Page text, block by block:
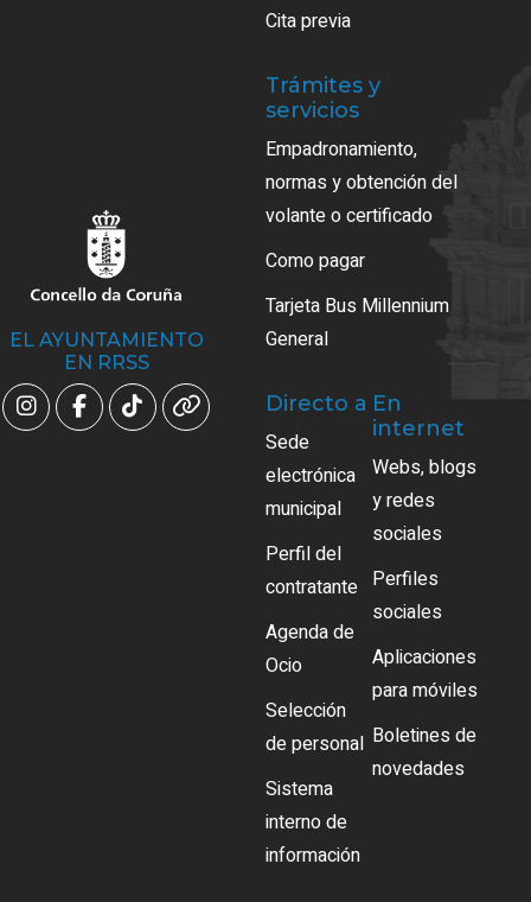
EL AYUNTAMIENTO
EN RRSS
Cita previa
Trámites y
servicios
Empadronamiento,
normas y obtención del
volante o certificado
Como pagar
Tarjeta Bus Millennium
General
Directo a
Sede
electrónica
municipal
Perfil del
contratante
Agenda de
Ocio
Selección
de personal
Sistema
interno de
información
En
internet
Webs, blogs
y redes
sociales
Perfiles
sociales
Aplicaciones
para móviles
Boletines de
novedades